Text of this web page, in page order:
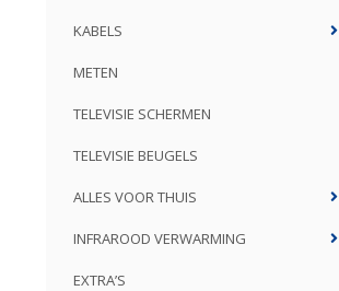
KABELS
METEN
TELEVISIE SCHERMEN
TELEVISIE BEUGELS
ALLES VOOR THUIS
INFRAROOD VERWARMING
EXTRA’S